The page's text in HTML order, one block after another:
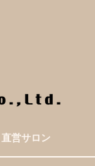
直営サロン